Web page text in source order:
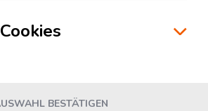
BESTÄTIGEN